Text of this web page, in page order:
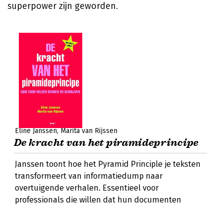
superpower zijn geworden.
Eline Janssen Marita van Rijssen
De kracht van het piramideprincipe
Janssen toont hoe het Pyramid Principle je teksten
transformeert van informatiedump naar
overtuigende verhalen. Essentieel voor
professionals die willen dat hun documenten